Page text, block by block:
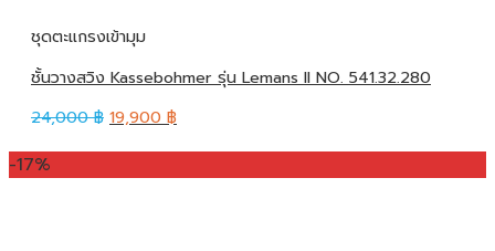
ชุดตะแกรงเข้ามุม
ชั้นวางสวิง Kassebohmer รุ่น Lemans II NO. 541.32.280
24,000฿ 19,900 ฿
-17%